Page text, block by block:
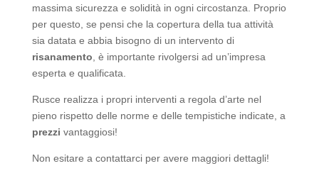
massima sicurezza e solidità in ogni circostanza. Proprio
per questo, se pensi che la copertura della tua attività
sia datata e abbia bisogno di un intervento di
risanamento , è importante rivolgersi ad un’impresa
esperta e qualificata.
Rusce realizza i propri interventi a regola d’arte nel
pieno rispetto delle norme e delle tempistiche indicate, a
prezzi vantaggiosi!
Non esitare a contattarci per avere maggiori dettagli!